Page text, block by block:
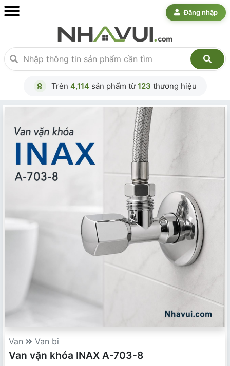
Đăng nhập
Trên 4,114sản phẩm từ123 thương hiệu
Van Van bi
Van vặn khóa INAX A-703-8